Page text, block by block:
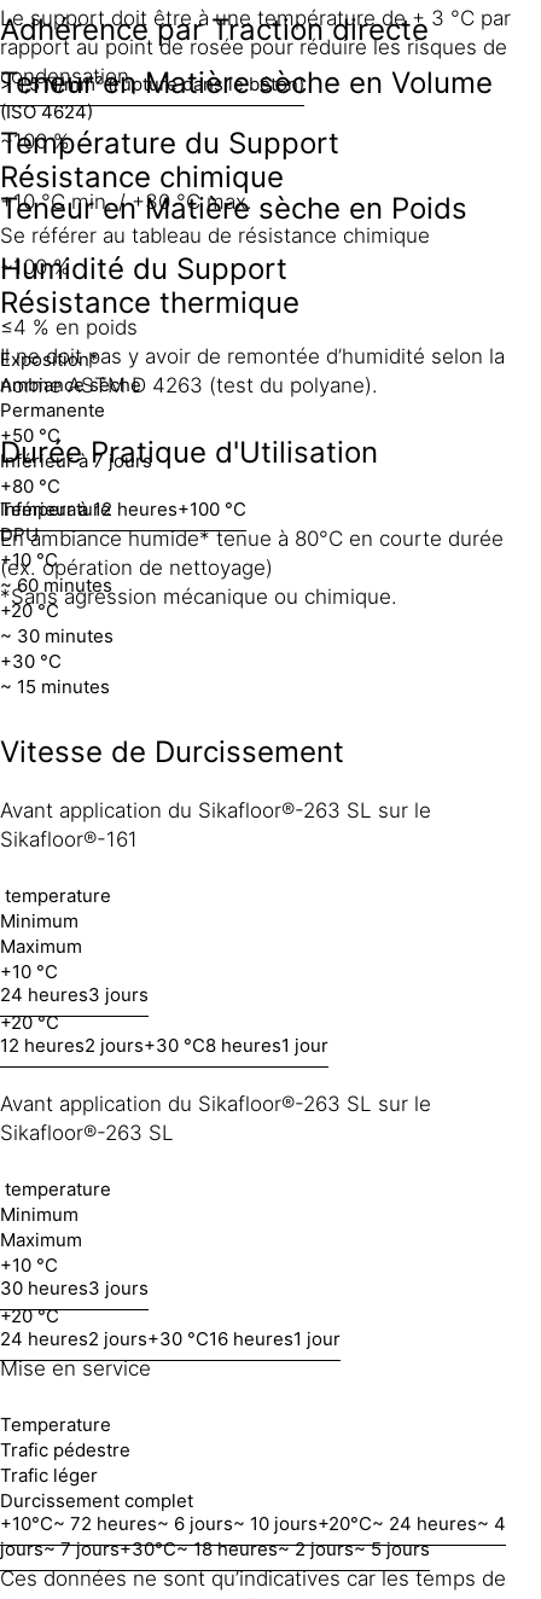
Teneur en Matière sèche en Volume
~100 %
Teneur en Matière sèche en Poids
~100 %
Adhérence par Traction directe
> 1,5 N/mm² (rupture dans le béton)
(ISO 4624)
Résistance chimique
Se référer au tableau de résistance chimique
Résistance thermique
Exposition*
Ambiance sèche
Permanente
+50 °C
Inférieur à 7 jours
+80 °C
Inférieur à 12 heures+100 °C
En ambiance humide* tenue à 80°C en courte durée
(ex. opération de nettoyage)
*Sans agression mécanique ou chimique.
Le support doit être à une température de + 3 °C par
rapport au point de rosée pour réduire les risques de
condensation
Température du Support
+10 °C min. / +30 °C max.
Humidité du Support
≤4 % en poids
Il ne doit pas y avoir de remontée d’humidité selon la
norme ASTM D 4263 (test du polyane).
Durée Pratique d'Utilisation
Temperature
DPU
+10 °C
~ 60 minutes
+20 °C
~ 30 minutes
+30 °C
~ 15 minutes
Vitesse de Durcissement
Avant application du Sikafloor®-263 SL sur le
Sikafloor®-161
temperature
Minimum
Maximum
+10 °C
24 heures3 jours
+20 °C
12 heures2 jours+30 °C8 heures1 jour
Avant application du Sikafloor®-263 SL sur le
Sikafloor®-263 SL
temperature
Minimum
Maximum
+10 °C
30 heures3 jours
+20 °C
24 heures2 jours+30 °C16 heures1 jour
Mise en service
Temperature
Trafic pédestre
Trafic léger
Durcissement complet
+10°C~ 72 heures~ 6 jours~ 10 jours+20°C~ 24 heures~ 4
jours~ 7 jours+30°C~ 18 heures~ 2 jours~ 5 jours
Ces données ne sont qu’indicatives car les temps de